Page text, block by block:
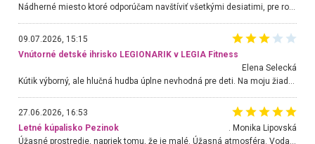
Nádherné miesto ktoré odporúčam navštíviť všetkými desiatimi, pre rodiny s deťmi, dôchodcom... Proste a jednoducho ozaj rozprávkový les.. určite ešte prídeme. Odniesli sme si na pamiatku krásne tričká,
09.07.2026, 15:15
Vnútorné detské ihrisko LEGIONARIK v LEGIA Fitness
Elena Selecká
27.06.2026, 16:53
Letné kúpalisko Pezinok
. Monika Lipovská
Úžasné prostredie, napriek tomu, že je malé. Úžasná atmosféra. Voda fantastická a nádherná. Ľudí je pomerne veľa, ale su mili a ohľaduplní. Je veľmi zaujímavé sledovať, ako dokážu spolu športovať cudzí ľudia a bez ohľadu na vek. Vládne tu pohoda. Vnuka neviem dostať z vody. Ďakujem za krásny deň . Urcite sa sem vrátim. Jediný problém je s parkovaním, ale aj ten sa mi podarilo vyriešiť. Monika Bratislava